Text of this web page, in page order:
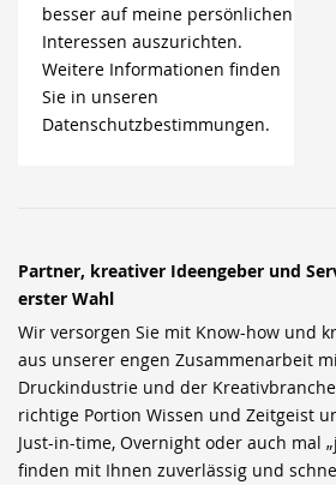
besser auf meine persönlichen
Interessen auszurichten.
Weitere Informationen finden
Sie in unseren
Datenschutzbestimmungen.
Partner, kreativer Ideengeber und
erster Wahl
Wir versorgen Sie mit Know-how und
aus unserer engen Zusammenarbeit
Druckindustrie und der
richtige Portion Wissen und Zeitgeist
Just-in-time, Overnight oder auch mal
finden mit Ihnen zuverlässig und